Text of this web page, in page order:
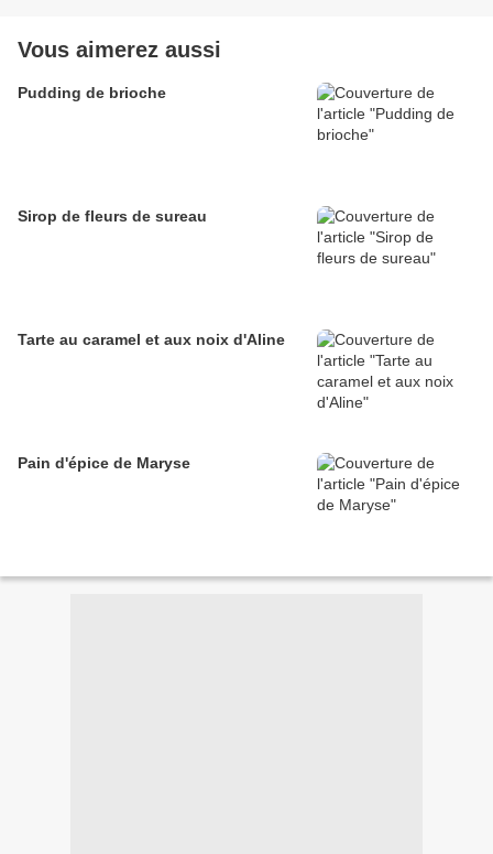
Vous aimerez aussi
Pudding de brioche
Sirop de fleurs de sureau
Tarte au caramel et aux noix d'Aline
Pain d'épice de Maryse